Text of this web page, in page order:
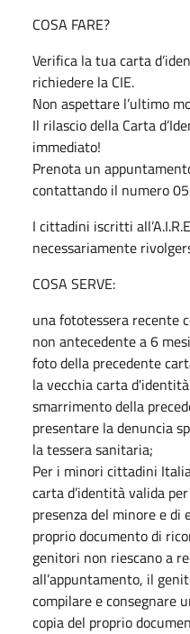
COSA FARE?
Verifica la tua carta
richiedere la CIE.
Non aspettare l’ultimo
Il rilascio della Carta
immediato!
Prenota un
contattando il numero
I cittadini iscritti
necessariamente
COSA SERVE:
una fototessera recente
non antecedente a 6
foto della precedente
la vecchia carta
smarrimento della
presentare la denuncia
la tessera sanitaria;
Per i minori cittadini
carta d’identità valida
presenza del minore e
proprio documento di
genitori non riescano a
all’appuntamento, il
compilare e consegnare
copia del proprio